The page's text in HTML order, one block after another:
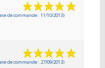
de commande : 11/10/2013)
de commande : 27/09/2013)